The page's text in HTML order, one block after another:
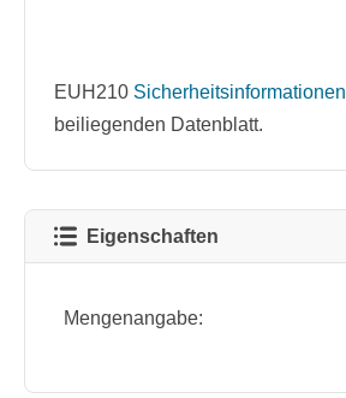
EUH210 Sicherheitsinformationen
beiliegenden Datenblatt.
Eigenschaften
Mengenangabe: